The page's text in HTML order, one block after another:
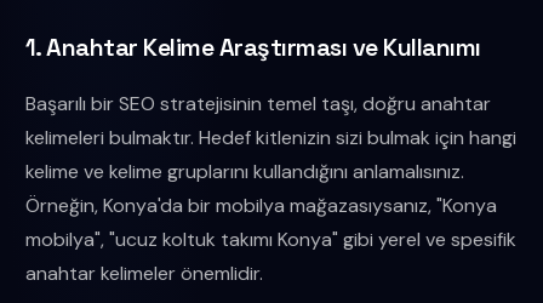
1. Anahtar Kelime Araştırması ve Kullanımı
Başarılı bir SEO stratejisinin temel taşı, doğru anahtar
kelimeleri bulmaktır. Hedef kitlenizin sizi bulmak için hangi
kelime ve kelime gruplarını kullandığını anlamalısınız.
Örneğin, Konya'da bir mobilya mağazasıysanız, "Konya
mobilya", "ucuz koltuk takımı Konya" gibi yerel ve spesifik
anahtar kelimeler önemlidir.